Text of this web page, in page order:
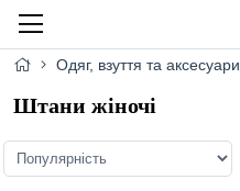
Одяг, взуття та аксесуари
Штани жіночі